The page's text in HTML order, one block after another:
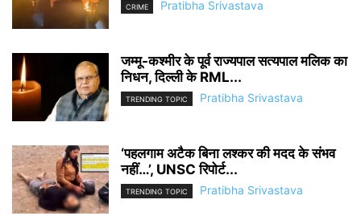
CRIME Pratibha Srivastava
जम्मू-कश्मीर के पूर्व राज्यपाल सत्यपाल मलिक का
निधन, दिल्ली के RML...
TRENDING TOPIC Pratibha Srivastava
‘पहलगाम अटैक बिना लश्कर की मदद के संभव
नहीं…’, UNSC रिपोर्ट...
TRENDING TOPIC Pratibha Srivastava